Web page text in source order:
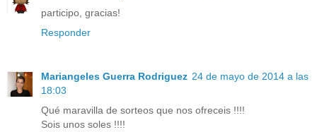
participo, gracias!
Responder
Mariangeles Guerra Rodriguez 24 de mayo de 2014 a las
18:03
Qué maravilla de sorteos que nos ofreceis !!!!
Sois unos soles !!!!